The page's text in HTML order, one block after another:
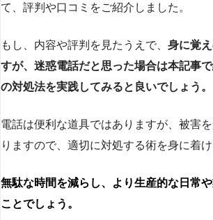
て、評判や口コミをご紹介しました。
もし、内容や評判を見たうえで、 身に覚
すが、迷惑電話だと思った場合は本記事
の対処法を実践してみると良いでしょう。
電話は便利な道具ではありますが、被害
りますので、適切に対処する術を身に着け
無駄な時間を減らし、より生産的な日常
ことでしょう。